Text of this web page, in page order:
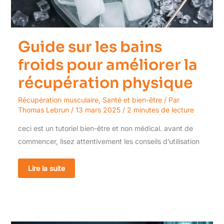
Guide sur les bains
froids pour améliorer la
récupération physique
Récupération musculaire, Santé et bien-être/ Par
Thomas Lebrun / 13 mars 2025 / 2 minutes de lecture
ceci est un tutoriel bien-être et non médical. avant de
commencer, lisez attentivement les conseils d’utilisation
physique
Lire la suite